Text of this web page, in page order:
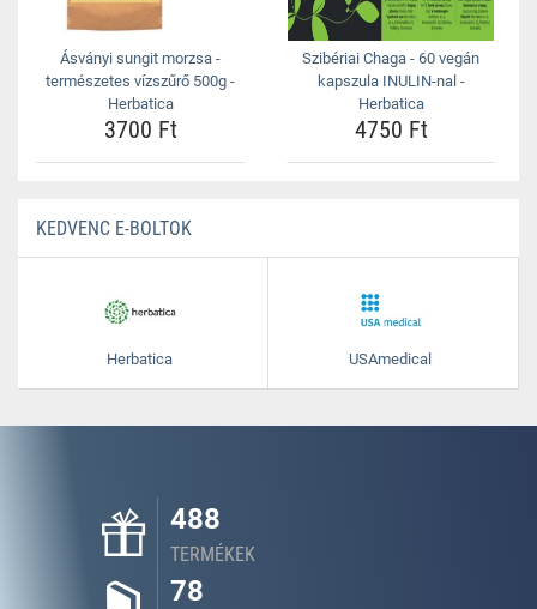
Ásványi sungit morzsa -
természetes vízszűrő 500g -
Herbatica
3700 Ft
Szibériai Chaga - 60 vegán
kapszula INULIN-nal -
Herbatica
4750 Ft
KEDVENC E-BOLTOK
Herbatica USAmedical
488
TERMÉKEK
78